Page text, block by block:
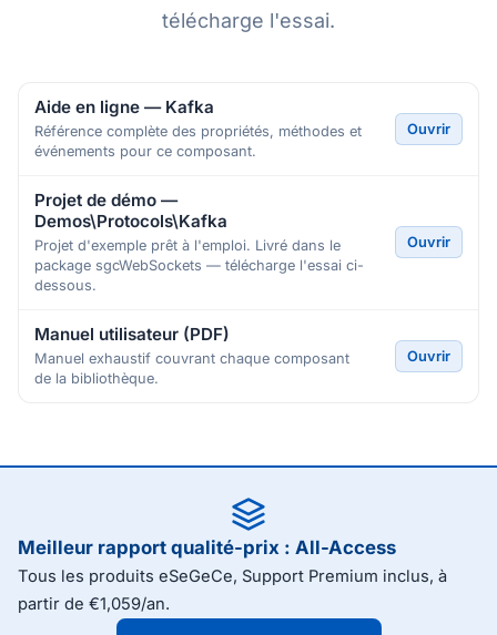
télécharge l'essai.
Aide en ligne — Kafka
Référence complète des propriétés, méthodes et
événements pour ce composant.
Ouvrir
Projet de démo —
Demos\Protocols\Kafka
Projet d'exemple prêt à l'emploi. Livré dans le
package sgcWebSockets — télécharge l'essai ci-
dessous.
Ouvrir
Manuel utilisateur (PDF)
Manuel exhaustif couvrant chaque composant
de la bibliothèque.
Ouvrir
Meilleur rapport qualité-prix : All-Access
Tous les produits eSeGeCe, Support Premium inclus, à
partir de €1,059/an.